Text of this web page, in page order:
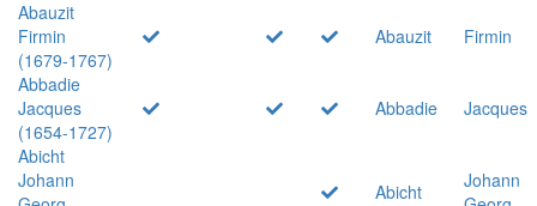
Abauzit
Firmin
(1679-1767)
Abauzit
Firmin
Abbadie
Jacques
(1654-1727)
Abbadie
Jacques
Abicht
Johann
Abicht
Johann